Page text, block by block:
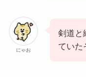
にゃお
剣道と
ていた